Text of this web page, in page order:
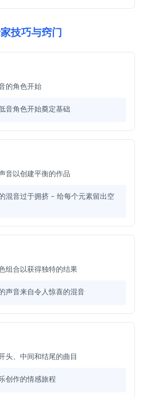
技巧与窍门
的角色开始
音角色开始奠定基础
音以创建平衡的作品
混音过于拥挤 - 给每个元素留出空
组合以获得独特的结果
声音来自令人惊喜的混音
头、中间和结尾的曲目
创作的情感旅程